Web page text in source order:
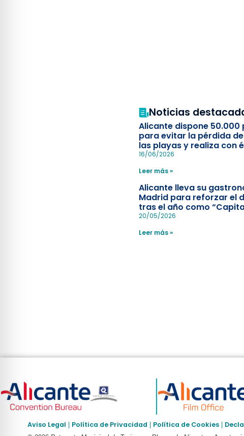
Noticias
Alicante dispone 50.000
para evitar la pérdida
las playas y realiza con
simulacro de socorrismo
16/06/2026
Leer más »
Alicante lleva su
Madrid para reforzar el
tras el año como
Española”
20/05/2026
Leer más »
Aviso Legal | Política de Privacidad | Política de Cookies|